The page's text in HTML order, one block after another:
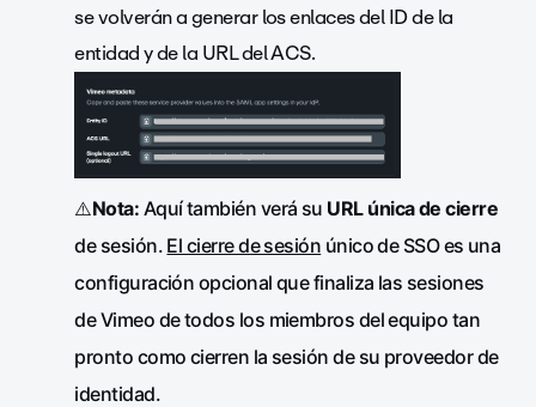
se volverán a generar los enlaces del ID de la
entidad y de la URL del ACS.
⚠️Nota: Aquí también verá su URL única de cierre
de sesión. El cierre de sesión único de SSO es una
configuración opcional que finaliza las sesiones
de Vimeo de todos los miembros del equipo tan
pronto como cierren la sesión de su proveedor de
identidad.